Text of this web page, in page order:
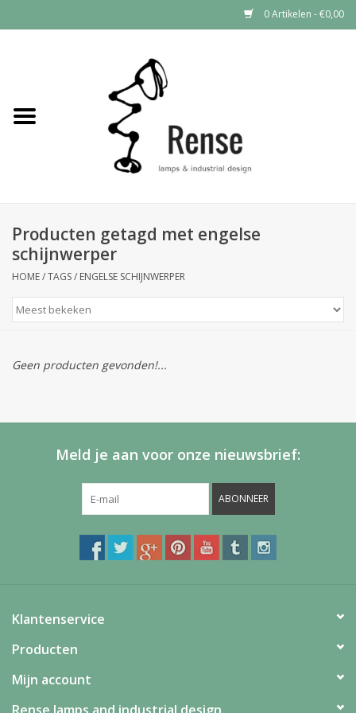
0 Artikelen - €0,00
Industrial lamps
Producten getagd met engelse
schijnwerper
HOME/TAGS/ ENGELSE SCHIJNWERPER
Geen producten gevonden!...
Meld je aan voor onze nieuwsbrief:
ABONNEER
Klantenservice
Producten
Mijn account